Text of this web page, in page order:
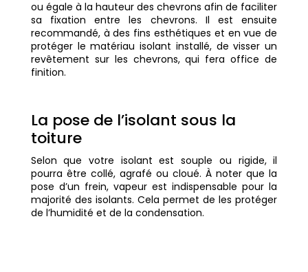
ou égale à la hauteur des chevrons afin de faciliter
sa fixation entre les chevrons. Il est ensuite
recommandé, à des fins esthétiques et en vue de
protéger le matériau isolant installé, de visser un
revêtement sur les chevrons, qui fera office de
finition.
La pose de l’isolant sous la
toiture
Selon que votre isolant est souple ou rigide, il
pourra être collé, agrafé ou cloué. À noter que la
pose d’un frein, vapeur est indispensable pour la
majorité des isolants. Cela permet de les protéger
de l’humidité et de la condensation.